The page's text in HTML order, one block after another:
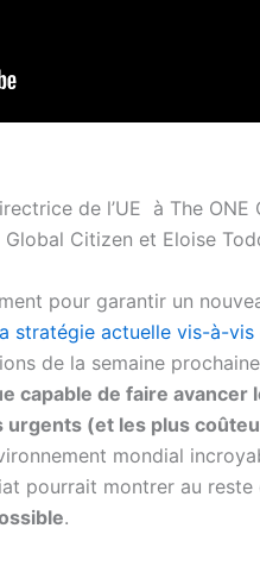
de l’UE à The ONE
Global Citizen et Eloise
pour garantir un
stratégie actuelle vis-à-vis
de la semaine
capable de faire
(et les plus
mondial
pourrait montrer au reste
.